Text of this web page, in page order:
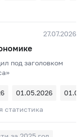
27.07.2026
под заголовком
01.05.2026
статистика